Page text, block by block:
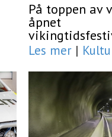
På toppen av
åpnet
Les mer |